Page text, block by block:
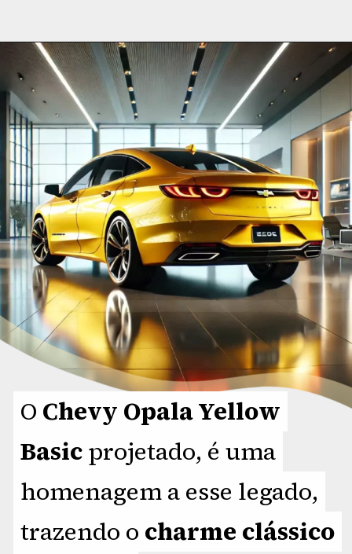
Opening
O Chevy Opala Yellow
Basicprojetado, é uma
homenagem a esse legado,
trazendo o charme clássico
O Chevy Opala Yellow
Basicprojetado, é uma
homenagem a esse legado,
trazendo o charme clássico